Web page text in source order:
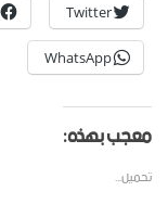
Twitter
WhatsApp
معجب بهذه:
تحميل...